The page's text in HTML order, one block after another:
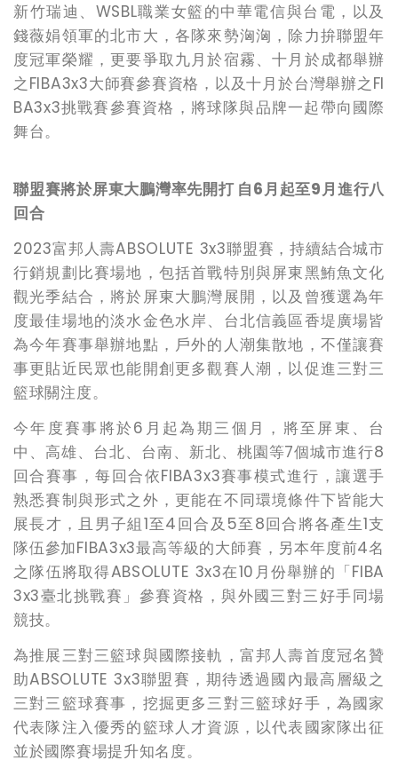
新竹瑞迪、 WSBL職業女籃的中華電信與台電，以及
錢薇娟領軍的北市大，各隊來勢洶洶，除力拚聯盟年
度冠軍榮耀，更要爭取九月於宿霧、十月於成都舉辦
之FIBA3x3大師賽參賽資格，以及十月於台灣舉辦之FI
BA3x3挑戰賽參賽資格，將球隊與品牌一起帶向國際
舞台。
聯盟賽將於屏東大鵬灣率先開打 自6月起至9月進行八
回合
2023富邦人壽ABSOLUTE 3x3聯盟賽，持續結合城市
行銷規劃比賽場地，包括首戰特別與屏東黑鮪魚文化
觀光季結合，將於屏東大鵬灣展開，以及曾獲選為年
度最佳場地的淡水金色水岸、台北信義區香堤廣場皆
為今年賽事舉辦地點，戶外的人潮集散地，不僅讓賽
事更貼近民眾也能開創更多觀賽人潮，以促進三對三
籃球關注度。
今年度賽事將於6 月起為期三個月，將至屏東、台
中、高雄、台北、台南、新北、桃園等7個城市進行8
回合賽事，每回合依FIBA3x3賽事模式進行，讓選手
熟悉賽制與形式之外，更能在不同環境條件下皆能大
展長才，且男子組1至4回合及5至8回合將各產生1支
隊伍參加FIBA3x3最高等級的大師賽，另本年度前4名
之隊伍將取得ABSOLUTE 3x3在10月份舉辦的「FIBA
3x3臺北挑戰賽」參賽資格，與外國三對三好手同場
競技。
為推展三對三籃球與國際接軌，富邦人壽首度冠名贊
助ABSOLUTE 3x3聯盟賽，期待透過國內最高層級之
三對三籃球賽事，挖掘更多三對三籃球好手，為國家
代表隊注入優秀的籃球人才資源，以代表國家隊出征
並於國際賽場提升知名度。